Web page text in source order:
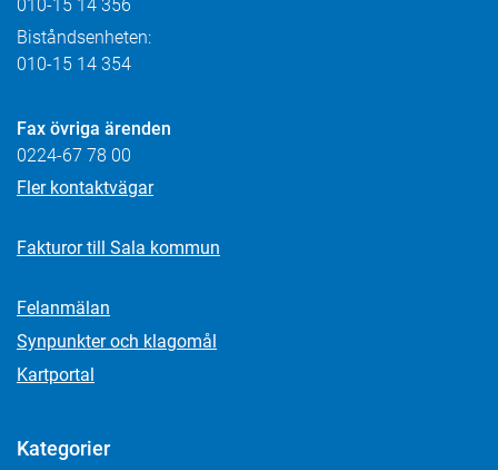
010-15 14 356
Biståndsenheten:
010-15 14 354
Fax övriga ärenden
0224-67 78 00
Fler kontaktvägar
Fakturor till Sala kommun
Felanmälan
Synpunkter och klagomål
Kartportal
Kategorier